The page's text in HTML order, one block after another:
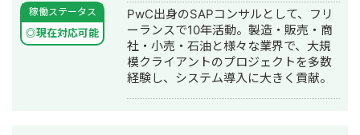
ろん無料です。 【Google Apps
Script、Appsheetで開発するメリッ
ト】 ★月々にかかる費用がタダ！
Googleアカウントさえあれば利用可能
なので月々にかかる費用が0円です。
GASによる開発は、長期的にみて非常
稼働ステータス
◎現在対応可能
PwC出身のSAPコンサルとして、フリ
ーランスで10年活動。製造・販売・商
社・小売・石油と様々な業界で、大規
模クライアントのプロジェクトを多数
経験し、システム導入に大きく貢献。